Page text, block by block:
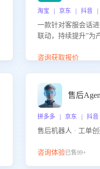
淘宝 | 京东 | 抖音 |
一款针对客服会话
联动，持续提升”为
联动，持续提升客服
咨询获取报价
售后
拼多多 | 京东 | 抖
售后机器人 · 工单
咨询体验已售99+